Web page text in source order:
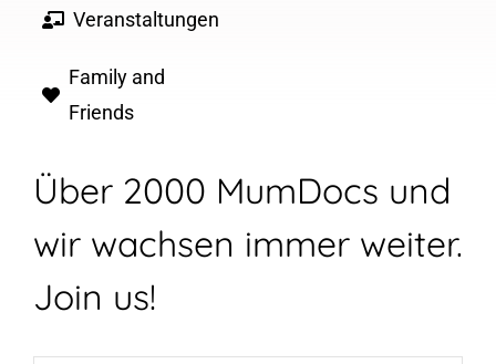
Veranstaltungen
Family and
Friends
Über 2000 MumDocs und
wir wachsen immer weiter.
Join us!